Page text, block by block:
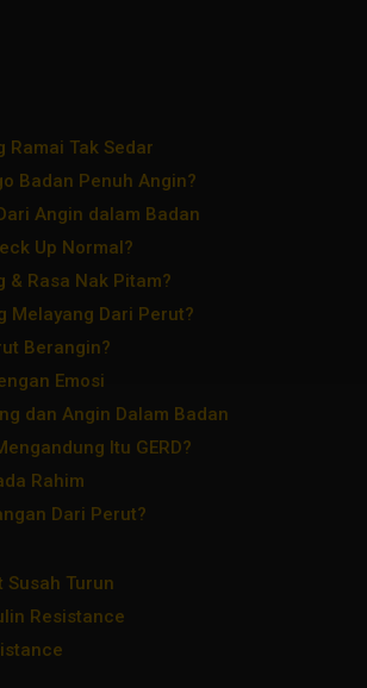
Ramai Tak Sedar
Badan Penuh Angin?
Angin dalam Badan
Up Normal?
& Rasa Nak Pitam?
Melayang Dari Perut?
Berangin?
Emosi
dan Angin Dalam Badan
Itu GERD?
Rahim
Dari Perut?
Turun
Resistance